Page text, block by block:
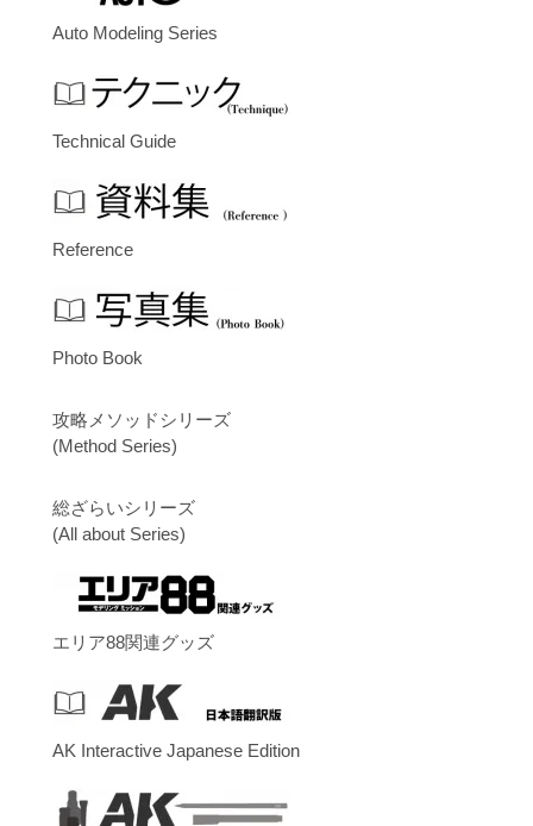
Auto Modeling Series
Technical Guide
Reference
Photo Book
攻略メソッドシリーズ
(Method Series)
総ざらいシリーズ
(All about Series)
エリア88関連グッズ
AK Interactive Japanese Edition